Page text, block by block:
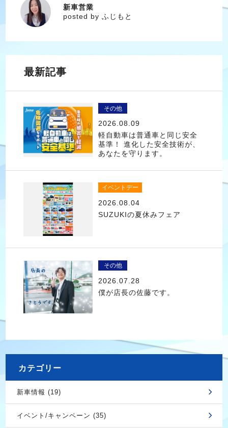
ふじもと
新車営業
posted by ふじもと
最新記事
その他
2026.08.09
軽自動車は普通車と同じ安全
基準！ 進化した安全技術が、
あなたを守ります。
イベントデー
2026.08.04
SUZUKIの夏休みフェア
その他
2026.07.28
僕が店長の佐藤です。
カテゴリー
新車情報 (19)
イベント/キャンペーン (35)